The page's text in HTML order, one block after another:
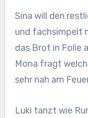
Sina will den
und fachsimpelt
das Brot in Folie
Mona fragt
sehr nah am
Luki tanzt wie